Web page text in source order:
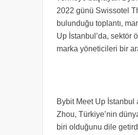
2022 günü Swissotel
bulunduğu toplantı,
Up İstanbul’da, sektör
marka yöneticileri bir
Bybit Meet Up İstanbul
Zhou, Türkiye’nin
biri olduğunu dile